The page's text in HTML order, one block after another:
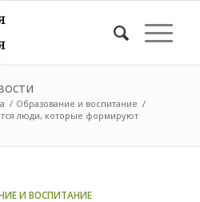
/ Образование и воспитание /
люди, которые формируют
И ВОСПИТАНИЕ